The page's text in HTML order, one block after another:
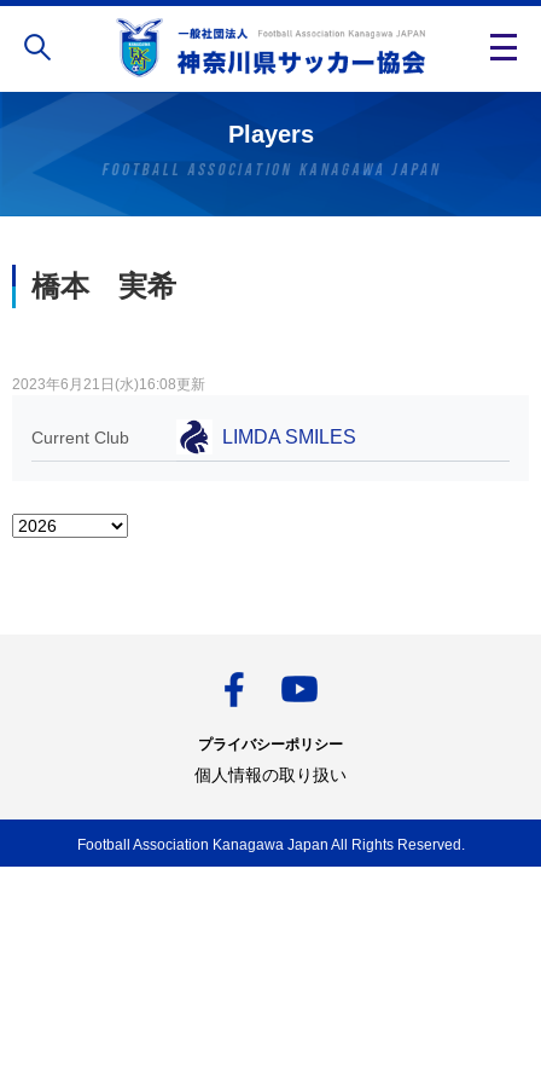
Players
橋本 実希
2023年6月21日(水)16:08更新
Current Club LIMDA SMILES
プライバシーポリシー
個人情報の取り扱い
Football Association Kanagawa Japan All Rights Reserved.